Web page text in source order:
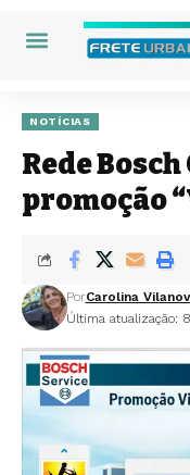
NOTÍCIAS
Rede
promoção
Última atualização:
PorCarolina